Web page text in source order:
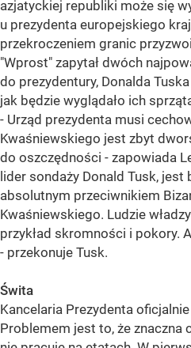
azjatyckiej republiki może się
u prezydenta europejskiego
przekroczeniem granic
"Wprost" zapytał dwóch
do prezydentury, Donalda
jak będzie wyglądało ich
- Urząd prezydenta musi
Kwaśniewskiego jest zbyt
do oszczędności - zapowiada
lider sondaży Donald Tusk,
absolutnym przeciwnikiem
Kwaśniewskiego. Ludzie
przykład skromności i pokory.
- przekonuje Tusk.
Świta
Kancelaria Prezydenta
Problemem jest to, że znaczna